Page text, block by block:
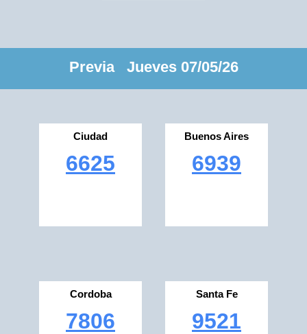
Previa Jueves 07/05/26
Ciudad
6625
Buenos Aires
6939
Cordoba
7806
Santa Fe
9521